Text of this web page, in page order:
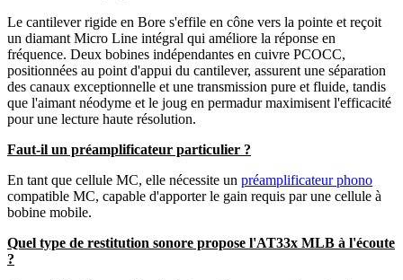
Le cantilever rigide en Bore s'effile en cône vers la pointe et reçoit
un diamant Micro Line intégral qui améliore la réponse en
fréquence. Deux bobines indépendantes en cuivre PCOCC,
positionnées au point d'appui du cantilever, assurent une séparation
des canaux exceptionnelle et une transmission pure et fluide, tandis
que l'aimant néodyme et le joug en permadur maximisent l'efficacité
pour une lecture haute résolution.
Faut-il un préamplificateur particulier ?
En tant que cellule MC, elle nécessite un préamplificateur phono
compatible MC, capable d'apporter le gain requis par une cellule à
bobine mobile.
Quel type de restitution sonore propose l'AT33x MLB à l'écoute
?